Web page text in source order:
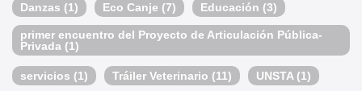
Danzas (1) Eco Canje (7) Educación (3)
primer encuentro del Proyecto de Articulación Pública-
Privada (1)
servicios (1) Tráiler Veterinario (11) UNSTA (1)